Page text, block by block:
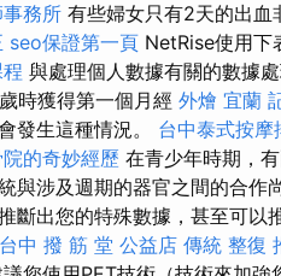
務所 有些婦女只有2天的出血
seo保證第一頁 NetRise使用下
與處理個人數據有關的數據
時獲得第一個月經 外燴 宜蘭
發生這種情況。 台中泰式按摩
的奇妙經歷 在青少年時期，
與涉及週期的器官之間的合
斷出您的特殊數據，甚至可以
台中 撥 筋 堂 公益店 傳統 整復